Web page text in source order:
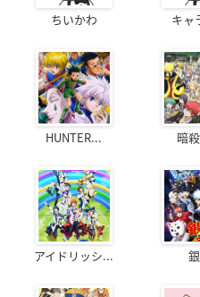
ちいかわ キャ
HUNTER... 暗
アイドリッシ...